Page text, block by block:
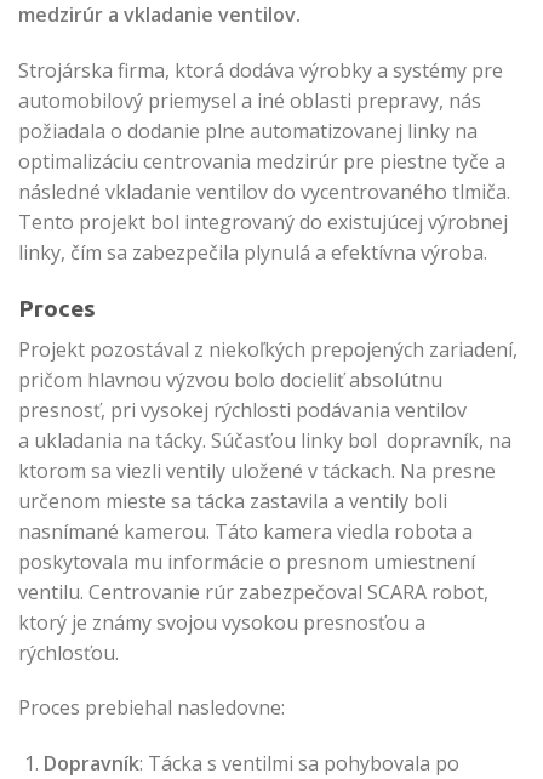
medzirúr a vkladanie ventilov.
Strojárska firma, ktorá dodáva výrobky a systémy pre
automobilový priemysel a iné oblasti prepravy, nás
požiadala o dodanie plne automatizovanej linky na
optimalizáciu centrovania medzirúr pre piestne tyče a
následné vkladanie ventilov do vycentrovaného tlmiča.
Tento projekt bol integrovaný do existujúcej výrobnej
linky, čím sa zabezpečila plynulá a efektívna výroba.
Proces
Projekt pozostával z niekoľkých prepojených zariadení,
pričom hlavnou výzvou bolo docieliť absolútnu
presnosť, pri vysokej rýchlosti podávania ventilov
a ukladania na tácky. Súčasťou linky bol dopravník, na
ktorom sa viezli ventily uložené v táckach. Na presne
určenom mieste sa tácka zastavila a ventily boli
nasnímané kamerou. Táto kamera viedla robota a
poskytovala mu informácie o presnom umiestnení
ventilu. Centrovanie rúr zabezpečoval SCARA robot,
ktorý je známy svojou vysokou presnosťou a
rýchlosťou.
Proces prebiehal nasledovne:
Dopravník: Tácka s ventilmi sa pohybovala po